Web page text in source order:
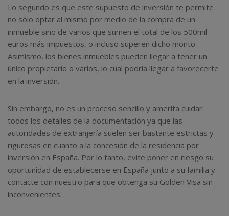
Lo segundo es que este supuesto de inversión te permite
no sólo optar al mismo por medio de la compra de un
inmueble sino de varios que sumen el total de los 500mil
euros más impuestos, o incluso superen dicho monto.
Asimismo, los bienes inmuebles pueden llegar a tener un
único propietario o varios, lo cual podría llegar a favorecerte
en la inversión.
Sin embargo, no es un proceso sencillo y amerita cuidar
todos los detalles de la documentación ya que las
autoridades de extranjería suelen ser bastante estrictas y
rigurosas en cuanto a la concesión de la residencia por
inversión en España. Por lo tanto, evite poner en riesgo su
oportunidad de establecerse en España junto a su familia y
contacte con nuestro para que obtenga su Golden Visa sin
inconvenientes.